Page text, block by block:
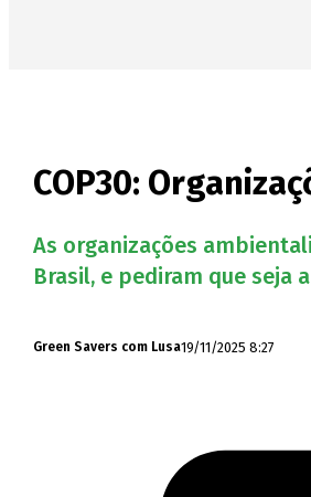
COP30:
As organizações
Brasil, e pediram que seja
Green Savers com Lusa19/11/2025 8:27